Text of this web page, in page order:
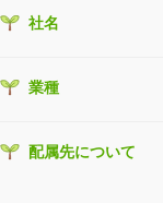
社名
業種
配属先について